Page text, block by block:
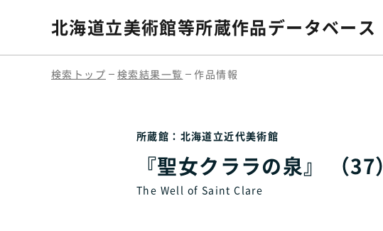
北海道立美術館等所蔵作品データベース
検索トップ 検索結果一覧 作品情報
所蔵館：北海道立近代美術館
『聖女クララの泉』 （37）
The Well of Saint Clare